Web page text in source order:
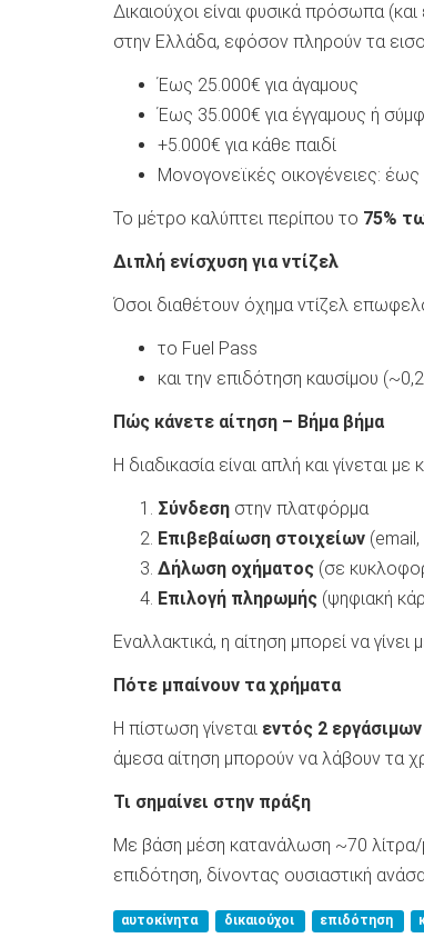
Δικαιούχοι είναι φυσικά πρόσωπα
στην Ελλάδα, εφόσον πληρούν τα
Έως 25.000€ για άγαμους
Έως 35.000€ για έγγαμους ή
+5.000€ για κάθε παιδί
Μονογονεϊκές οικογένειες:
Το μέτρο καλύπτει περίπου το 75%
Διπλή ενίσχυση για ντίζελ
Όσοι διαθέτουν όχημα ντίζελ
το Fuel Pass
και την επιδότηση καυσίμου
Πώς κάνετε αίτηση – Βήμα βήμα
Η διαδικασία είναι απλή και γίνεται
Σύνδεση στην πλατφόρμα
Επιβεβαίωση στοιχείων (email,
Δήλωση οχήματος (σε
Επιλογή πληρωμής (ψηφιακή
Εναλλακτικά, η αίτηση μπορεί να
Πότε μπαίνουν τα χρήματα
Η πίστωση γίνεται εντός 2
άμεσα αίτηση μπορούν να λάβουν τα
Τι σημαίνει στην πράξη
Με βάση μέση κατανάλωση ~70 λίτρα/
επιδότηση, δίνοντας ουσιαστική
αυτοκίνητα δικαιούχοι επιδότηση